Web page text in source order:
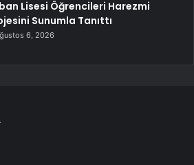
Lisesi Öğrencileri Harezmi
Sunumla Tanıttı
6, 2026